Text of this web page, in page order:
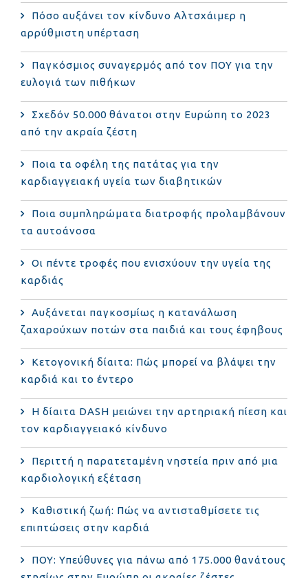
Πόσο αυξάνει τον κίνδυνο Αλτσχάιμερ η
αρρύθμιστη υπέρταση
Παγκόσμιος συναγερμός από τον ΠΟΥ για την
ευλογιά των πιθήκων
Σχεδόν 50.000 θάνατοι στην Ευρώπη το 2023
από την ακραία ζέστη
Ποια τα οφέλη της πατάτας για την
καρδιαγγειακή υγεία των διαβητικών
Ποια συμπληρώματα διατροφής προλαμβάνουν
τα αυτοάνοσα
Οι πέντε τροφές που ενισχύουν την υγεία της
καρδιάς
Αυξάνεται παγκοσμίως η κατανάλωση
ζαχαρούχων ποτών στα παιδιά και τους έφηβους
Κετογονική δίαιτα: Πώς μπορεί να βλάψει την
καρδιά και το έντερο
Η δίαιτα DASH μειώνει την αρτηριακή πίεση και
τον καρδιαγγειακό κίνδυνο
Περιττή η παρατεταμένη νηστεία πριν από μια
καρδιολογική εξέταση
Καθιστική ζωή: Πώς να αντισταθμίσετε τις
επιπτώσεις στην καρδιά
ΠΟΥ: Υπεύθυνες για πάνω από 175.000 θανάτους